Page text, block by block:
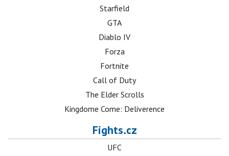
Starfield
GTA
Diablo IV
Forza
Fortnite
Call of Duty
The Elder Scrolls
Kingdome Come: Deliverence
Fights.cz
UFC